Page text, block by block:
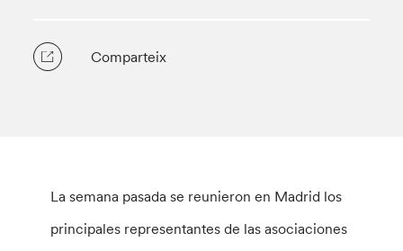
Comparteix
La semana pasada se reunieron en Madrid los
principales representantes de las asociaciones